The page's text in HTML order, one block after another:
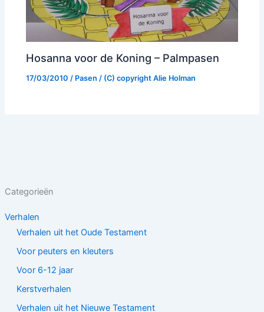
Categorieën
Verhalen
Verhalen uit het Oude Testament
Voor peuters en kleuters
Voor 6-12 jaar
Kerstverhalen
Verhalen uit het Nieuwe Testament
Hosanna voor de Koning – Palmpasen
17/03/2010/ Pasen / (C) copyrightAlie Holman